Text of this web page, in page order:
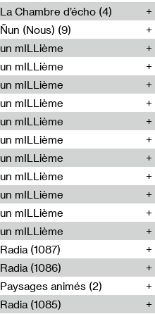
La Chambre d’écho (4)
Ñun (Nous) (9)
un mILLième
un mILLième
un mILLième
un mILLième
un mILLième
un mILLième
un mILLième
un mILLième
un mILLième
un mILLième
un mILLième
Radia (1087)
Radia (1086)
Paysages animés (2)
Radia (1085)